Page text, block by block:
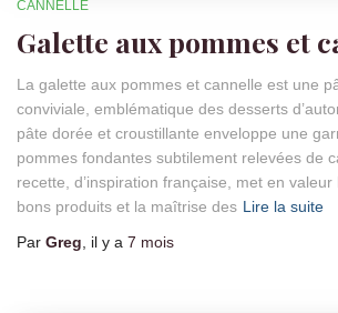
CANNELLE
Galette aux pommes et
La galette aux pommes et cannelle est une
conviviale, emblématique des desserts
pâte dorée et croustillante enveloppe une
pommes fondantes subtilement relevées de
recette, d’inspiration française, met en
bons produits et la maîtrise des Lire la suite
Par Greg , il y a 7 mois